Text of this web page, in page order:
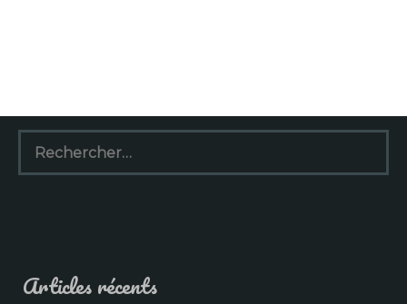
Rechercher :
Articles récents